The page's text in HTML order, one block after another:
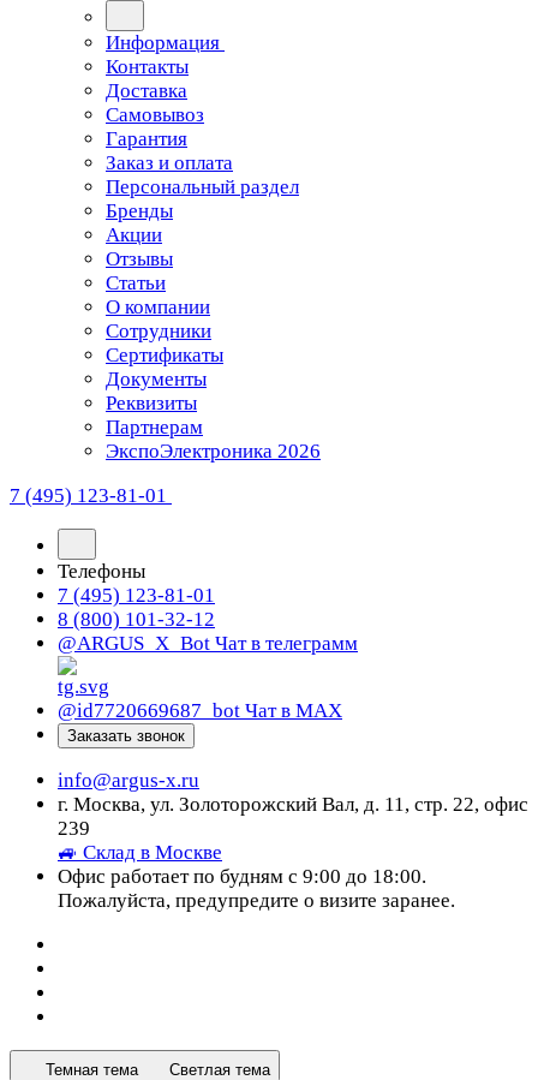
Информация
Контакты
Доставка
Самовывоз
Гарантия
Заказ и оплата
Персональный раздел
Бренды
Акции
Отзывы
Статьи
О компании
Сотрудники
Сертификаты
Документы
Реквизиты
Партнерам
ЭкспоЭлектроника 2026
7 (495) 123-81-01
Телефоны
7 (495) 123-81-01
8 (800) 101-32-12
@ARGUS_X_Bot Чат в телеграмм
@id7720669687_bot Чат в МАХ
Заказать звонок
info@argus-x.ru
г. Москва, ул. Золоторожский Вал, д. 11, стр. 22, офис
239
🚙 Склад в Москве
Офис работает по будням с 9:00 до 18:00.
Пожалуйста, предупредите о визите заранее.
Темная тема Светлая тема